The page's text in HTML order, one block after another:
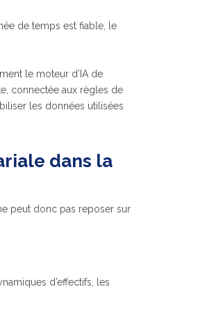
de temps est fiable, le
le moteur d’IA de
connectée aux règles de
les données utilisées
dans la
peut donc pas reposer sur
d’effectifs, les